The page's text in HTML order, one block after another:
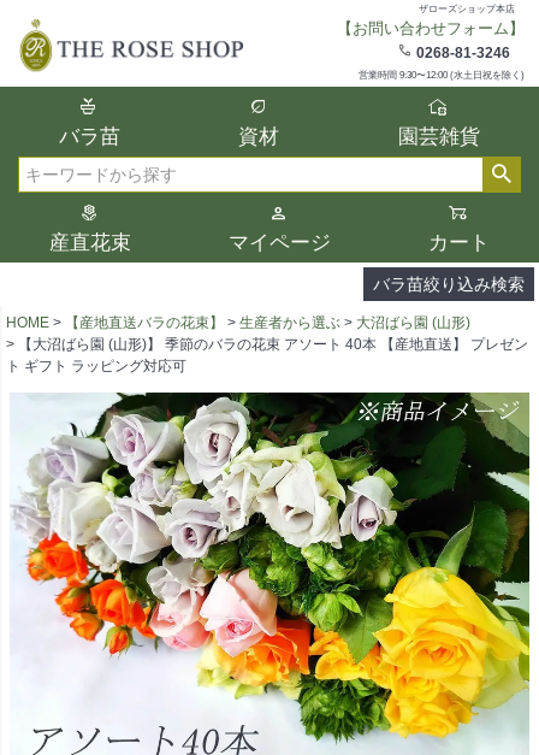
ザローズショップ本店
【お問い合わせフォーム】
0268-81-3246
営業時間 9:30〜12:00 (水土日祝を除く)
バラ苗 資材 園芸雑貨
産直花束 マイページ カート
バラ苗絞り込み検索
在庫
在庫ありのみ表示
検索
複数の条件を選択して絞り込み検索が可能
選択した項目全てに該当する品種のみ検索
結果に表示されます。
タイプ、カラー、ブランドなどは1つずつ選
択してください。
HOME 【産地直送バラの花束】 生産者から選ぶ
大沼ばら園 (山形)
【大沼ばら園 (山形)】 季節のバラの花束 アソート 40本 【産地直送】 プレゼン
ト ギフト ラッピング対応可